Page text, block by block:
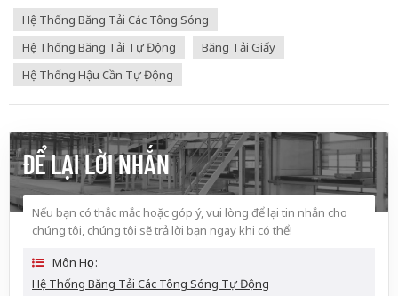
Hệ Thống Băng Tải Các Tông Sóng
Hệ Thống Băng Tải Tự Động
Băng Tải Giấy
Hệ Thống Hậu Cần Tự Động
ĐỂ LẠI LỜI NHẮN
Nếu bạn có thắc mắc hoặc góp ý, vui lòng để lại tin nhắn cho
chúng tôi, chúng tôi sẽ trả lời bạn ngay khi có thể!
Môn Học :
Hệ Thống Băng Tải Các Tông Sóng Tự Động